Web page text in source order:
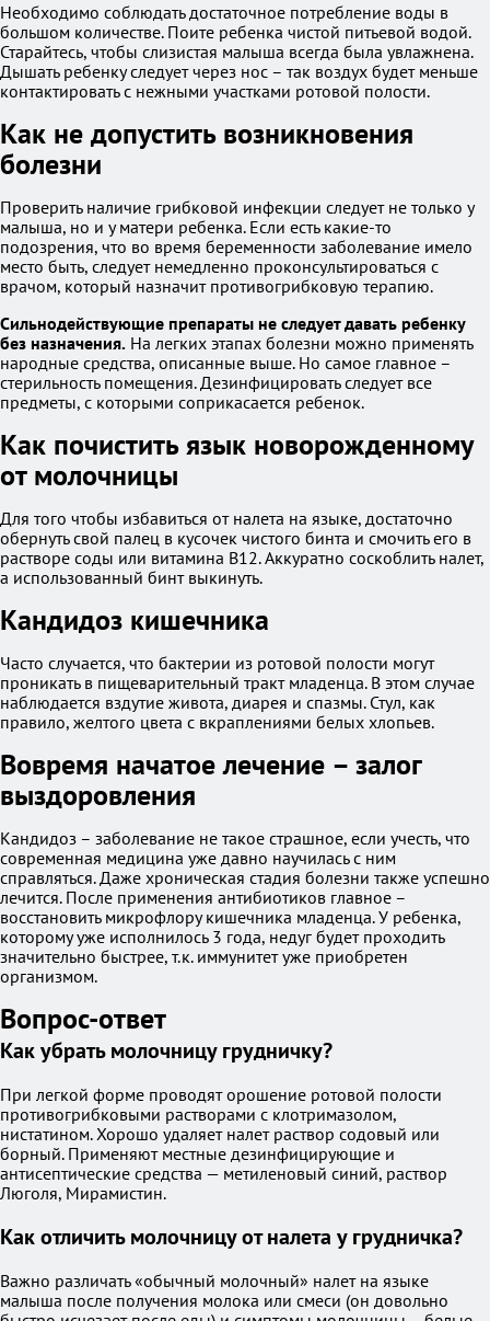
Необходимо соблюдать достаточное потребление воды в
большом количестве. Поите ребенка чистой питьевой водой.
Старайтесь, чтобы слизистая малыша всегда была увлажнена.
Дышать ребенку следует через нос – так воздух будет меньше
контактировать с нежными участками ротовой полости.
Как не допустить возникновения
болезни
Проверить наличие грибковой инфекции следует не только у
малыша, но и у матери ребенка. Если есть какие-то
подозрения, что во время беременности заболевание имело
место быть, следует немедленно проконсультироваться с
врачом, который назначит противогрибковую терапию.
Сильнодействующие препараты не следует давать ребенку
без назначения. На легких этапах болезни можно применять
народные средства, описанные выше. Но самое главное –
стерильность помещения. Дезинфицировать следует все
предметы, с которыми соприкасается ребенок.
Как почистить язык новорожденному
от молочницы
Для того чтобы избавиться от налета на языке, достаточно
обернуть свой палец в кусочек чистого бинта и смочить его в
растворе соды или витамина B12. Аккуратно соскоблить налет,
а использованный бинт выкинуть.
Кандидоз кишечника
Часто случается, что бактерии из ротовой полости могут
проникать в пищеварительный тракт младенца. В этом случае
наблюдается вздутие живота, диарея и спазмы. Стул, как
правило, желтого цвета с вкраплениями белых хлопьев.
Вовремя начатое лечение – залог
выздоровления
Кандидоз – заболевание не такое страшное, если учесть, что
современная медицина уже давно научилась с ним
справляться. Даже хроническая стадия болезни также успешно
лечится. После применения антибиотиков главное –
восстановить микрофлору кишечника младенца. У ребенка,
которому уже исполнилось 3 года, недуг будет проходить
значительно быстрее, т.к. иммунитет уже приобретен
организмом.
Вопрос-ответ
Как убрать молочницу грудничку?
При легкой форме проводят орошение ротовой полости
противогрибковыми растворами с клотримазолом,
нистатином. Хорошо удаляет налет раствор содовый или
борный. Применяют местные дезинфицирующие и
антисептические средства — метиленовый синий, раствор
Люголя, Мирамистин.
Как отличить молочницу от налета у грудничка?
Важно различать «обычный молочный» налет на языке
малыша после получения молока или смеси (он довольно